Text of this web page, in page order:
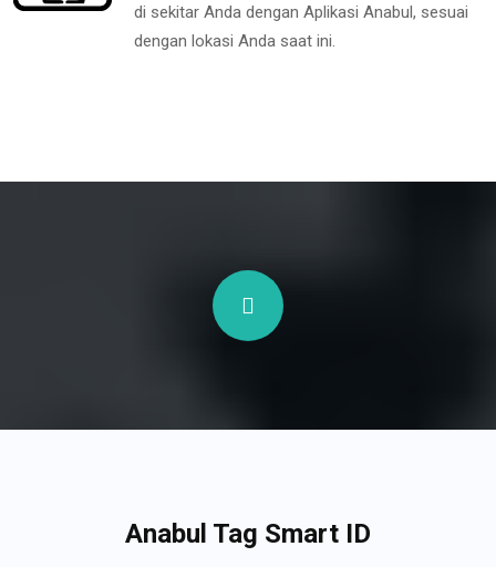
di sekitar Anda dengan Aplikasi Anabul, sesuai
dengan lokasi Anda saat ini.
Anabul Tag Smart ID